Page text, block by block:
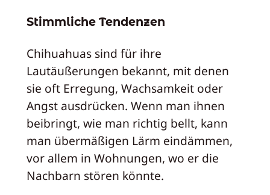
Stimmliche Tendenzen
Chihuahuas sind für ihre
Lautäußerungen bekannt, mit denen
sie oft Erregung, Wachsamkeit oder
Angst ausdrücken. Wenn man ihnen
beibringt, wie man richtig bellt, kann
man übermäßigen Lärm eindämmen,
vor allem in Wohnungen, wo er die
Nachbarn stören könnte.